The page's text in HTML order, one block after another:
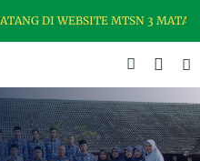
DI WEBSITE MTSN 3